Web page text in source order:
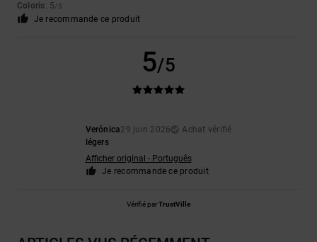
Coloris: 5/5
Je recommande ce produit
5/5
Verónica29 juin 2026
Achat vérifié
légers
Afficher original - Português
Je recommande ce produit
Vérifié parTrustVille